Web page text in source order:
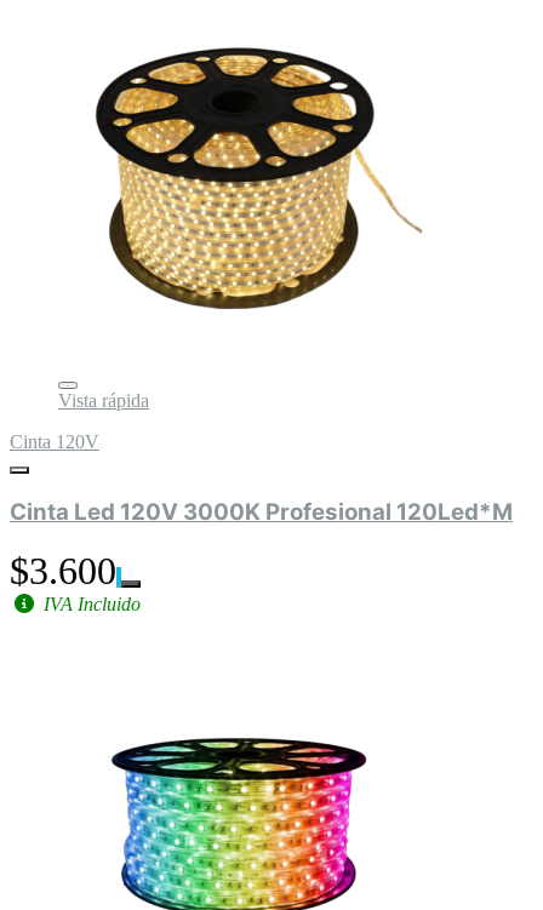
Vista rápida
Cinta 120V
Cinta Led 120V 3000K Profesional 120Led*M
$3.600
IVA Incluido